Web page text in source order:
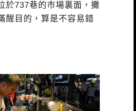
於737巷的市場裏面，攤
醒目的，算是不容易錯